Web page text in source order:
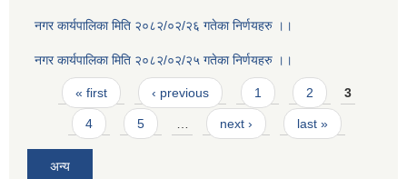
नगर कार्यपालिका मिति २०८२/०२/२६ गतेका निर्णयहरु ।।
नगर कार्यपालिका मिति २०८२/०२/२५ गतेका निर्णयहरु ।।
Pages
« first ‹ previous 1 2 3
4 5 … next › last »
अन्य